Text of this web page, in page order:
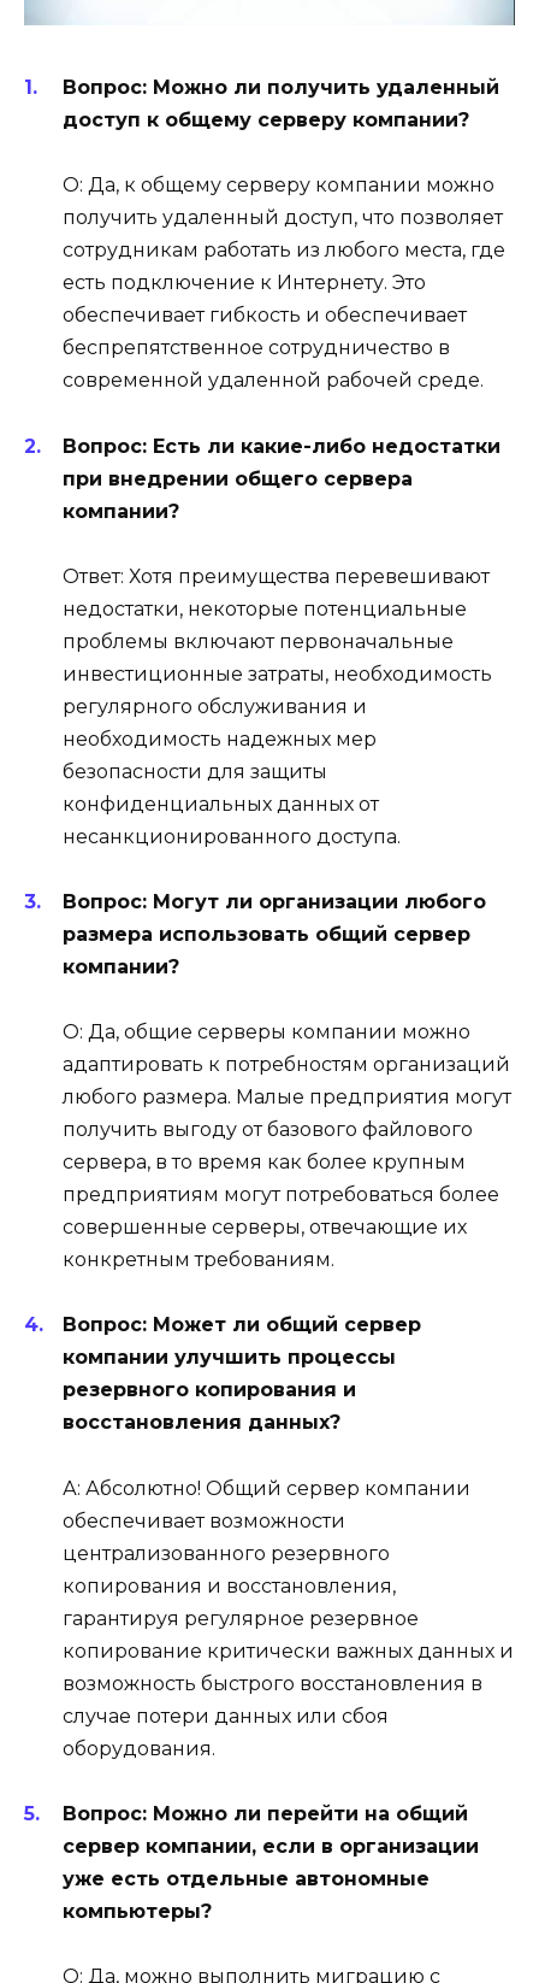
Вопрос: Можно ли получить удаленный
доступ к общему серверу компании?
О: Да, к общему серверу компании можно
получить удаленный доступ, что позволяет
сотрудникам работать из любого места, где
есть подключение к Интернету. Это
обеспечивает гибкость и обеспечивает
беспрепятственное сотрудничество в
современной удаленной рабочей среде.
Вопрос: Есть ли какие-либо недостатки
при внедрении общего сервера
компании?
Ответ: Хотя преимущества перевешивают
недостатки, некоторые потенциальные
проблемы включают первоначальные
инвестиционные затраты, необходимость
регулярного обслуживания и
необходимость надежных мер
безопасности для защиты
конфиденциальных данных от
несанкционированного доступа.
Вопрос: Могут ли организации любого
размера использовать общий сервер
компании?
О: Да, общие серверы компании можно
адаптировать к потребностям организаций
любого размера. Малые предприятия могут
получить выгоду от базового файлового
сервера, в то время как более крупным
предприятиям могут потребоваться более
совершенные серверы, отвечающие их
конкретным требованиям.
Вопрос: Может ли общий сервер
компании улучшить процессы
резервного копирования и
восстановления данных?
А: Абсолютно! Общий сервер компании
обеспечивает возможности
централизованного резервного
копирования и восстановления,
гарантируя регулярное резервное
копирование критически важных данных и
возможность быстрого восстановления в
случае потери данных или сбоя
оборудования.
Вопрос: Можно ли перейти на общий
сервер компании, если в организации
уже есть отдельные автономные
компьютеры?
О: Да, можно выполнить миграцию с